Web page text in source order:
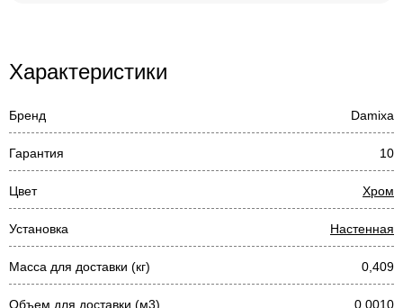
Характеристики
Бренд Damixa
Гарантия 10
Цвет Хром
Установка Настенная
Масса для доставки (кг) 0,409
Объем для доставки (м3) 0,0010